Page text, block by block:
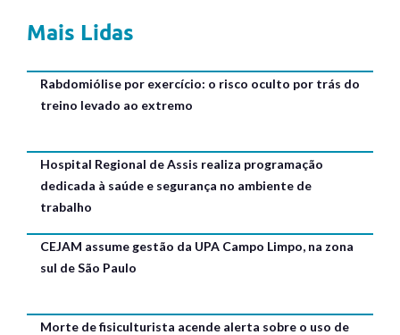
Mais Lidas
Rabdomiólise por exercício: o risco oculto por trás do
treino levado ao extremo
Hospital Regional de Assis realiza programação
dedicada à saúde e segurança no ambiente de
trabalho
CEJAM assume gestão da UPA Campo Limpo, na zona
sul de São Paulo
Morte de fisiculturista acende alerta sobre o uso de